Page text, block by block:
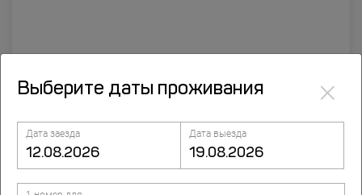
REGION
Выберите даты проживания ×
Дата заезда Дата выезда